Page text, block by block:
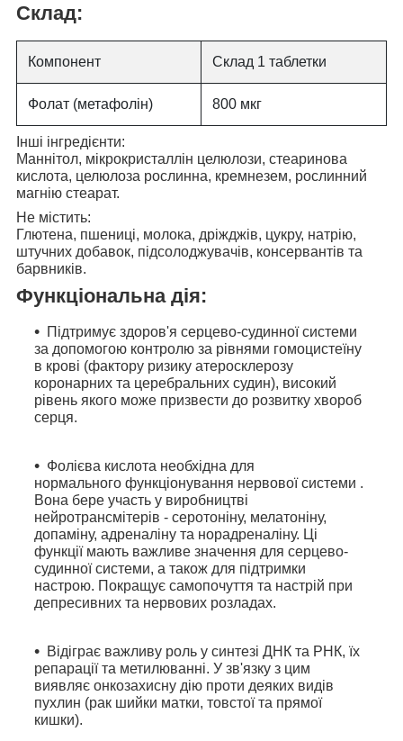
Склад:
Компонент Склад 1 таблетки
Фолат (метафолін) 800 мкг
Інші інгредієнти:
Маннітол, мікрокристаллін целюлози, стеаринова
кислота, целюлоза рослинна, кремнезем, рослинний
магнію стеарат.
Не містить:
Глютена, пшениці, молока, дріжджів, цукру, натрію,
штучних добавок, підсолоджувачів, консервантів та
барвників.
Функціональна дія:
Підтримує здоров'я серцево-судинної системи
за допомогою контролю за рівнями гомоцистеїну
в крові (фактору ризику атеросклерозу
коронарних та церебральних судин), високий
рівень якого може призвести до розвитку хвороб
серця.
Фолієва кислота необхідна для
нормального функціонування нервової системи .
Вона бере участь у виробництві
нейротрансмітерів - серотоніну, мелатоніну,
допаміну, адреналіну та норадреналіну. Ці
функції мають важливе значення для серцево-
судинної системи, а також для підтримки
настрою. Покращує самопочуття та настрій при
депресивних та нервових розладах.
Відіграє важливу роль у синтезі ДНК та РНК, їх
репарації та метилюванні. У зв'язку з цим
виявляє онкозахисну дію проти деяких видів
пухлин (рак шийки матки, товстої та прямої
кишки).